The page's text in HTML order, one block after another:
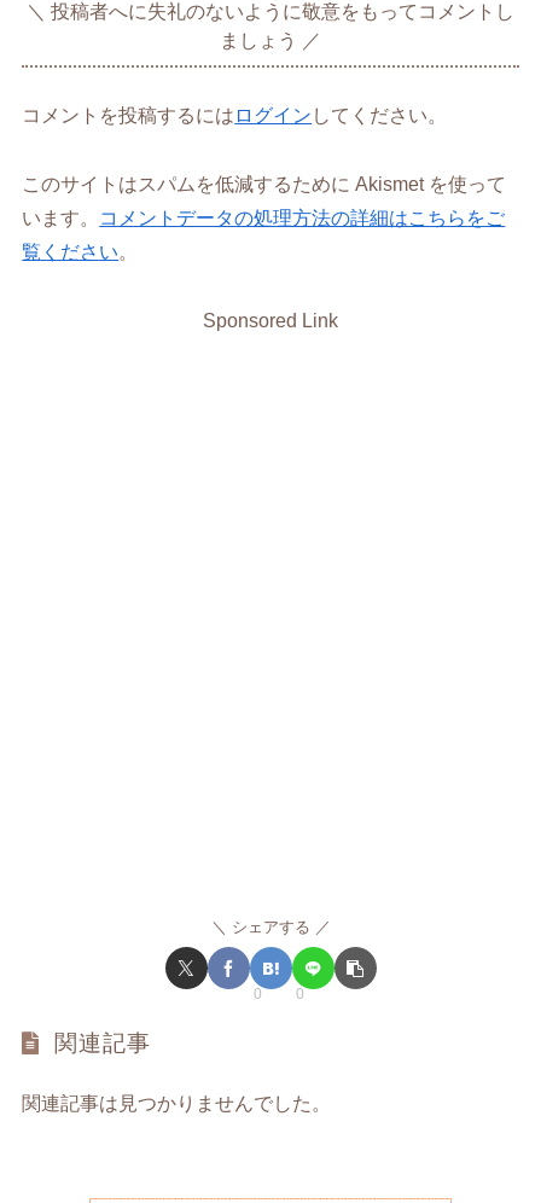
投稿者へに失礼のないように敬意をもってコメントし
ましょう
コメントを投稿するには ログイン してください。
このサイトはスパムを低減するために Akismet を使って
います。
コメントデータの処理方法の詳細はこちらをご
覧ください。
Sponsored Link
シェアする
0 0
関連記事
関連記事は見つかりませんでした。